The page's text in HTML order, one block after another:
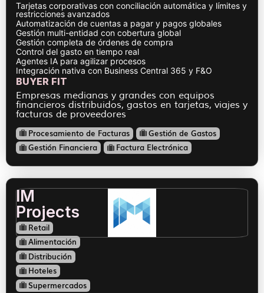
Tarjetas corporativas con conciliación automática y límites y
restricciones avanzados
Automatización de cuentas a pagar y pagos globales
Gestión multi-entidad con cobertura global
Gestión completa de órdenes de compra
Control del gasto en tiempo real
Agentes IA para agilizar procesos
Integración nativa con Business Central 365 y F&O
BUYER FIT
Empresas medianas y grandes con equipos
financieros distribuidos, gastos en tarjetas, viajes y
facturas de proveedores
Procesamiento de Facturas
Gestión de Gastos
Gestión Financiera
Factura Electrónica
IM
Projects
Retail
Alimentación
Distribución
Hoteles
Supermercados